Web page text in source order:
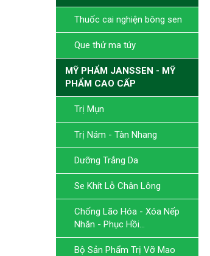
Thuốc cai nghiện bông sen
Que thử ma túy
MỸ PHẨM JANSSEN - MỸ
PHẨM CAO CẤP
Trị Mụn
Trị Nám - Tàn Nhang
Dưỡng Trắng Da
Se Khít Lỗ Chân Lông
Chống Lão Hóa - Xóa Nếp
Nhăn - Phục Hồi...
Bộ Sản Phẩm Trị Vỡ Mao